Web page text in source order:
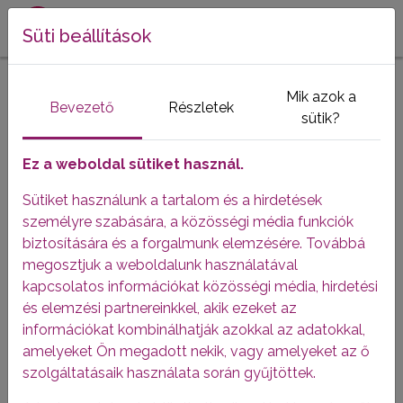
„A PLAZMÁVAL TELJES
ÉLETET ÉLHETEK”
„A plazmával teljes életet
élhetek” - Strahl Péter
Strahl Péter ötvenéves, közgazdász végzettségű
egyéni vállalkozó, két gyermek édesapja, és egy
HANO nevű ritka örökletes betegségben szenved,
amelyet egy kromoszóma-rendellenesség okoz.
A HANO (herediter angioneuroticus oedema) jellemzője,
hogy ödémás duzzanatok jelennek meg többnyire az
Süti beállítások
Bevezető Részletek
Mik azok a
sütik?
Ez a weboldal sütiket használ.
Sütiket használunk a tartalom és a hirdetések
személyre szabására, a közösségi média funkciók
biztosítására és a forgalmunk elemzésére. Továbbá
megosztjuk a weboldalunk használatával
kapcsolatos információkat közösségi média, hirdetési
és elemzési partnereinkkel, akik ezeket az
információkat kombinálhatják azokkal az adatokkal,
amelyeket Ön megadott nekik, vagy amelyeket az ő
szolgáltatásaik használata során gyűjtöttek.